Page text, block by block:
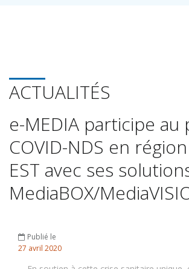
ACTUALITÉS
e-MEDIA participe au
COVID-NDS en
EST avec ses
MediaBOX/
Publié le
27 avril 2020